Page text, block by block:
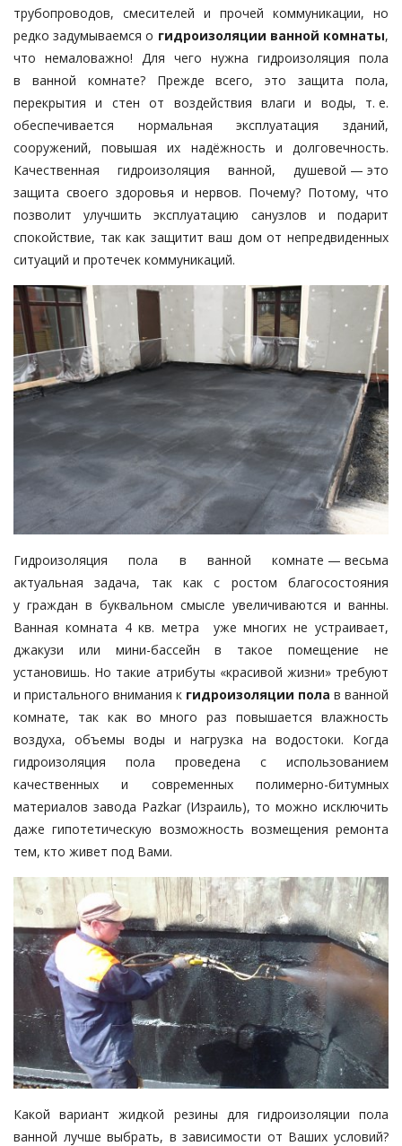
трубопроводов, смесителей и прочей коммуникации, но
редко задумываемся о гидроизоляции ванной комнаты,
что немаловажно! Для чего нужна гидроизоляция пола
в ванной комнате? Прежде всего, это защита пола,
перекрытия и стен от воздействия влаги и воды, т. е.
обеспечивается нормальная эксплуатация зданий,
сооружений, повышая их надёжность и долговечность.
Качественная гидроизоляция ванной, душевой — ​это
защита своего здоровья и нервов. Почему? Потому, что
позволит улучшить эксплуатацию санузлов и подарит
спокойствие, так как защитит ваш дом от непредвиденных
ситуаций и протечек коммуникаций.
Гидроизоляция пола в ванной комнате — ​весьма
актуальная задача, так как с ростом благосостояния
у граждан в буквальном смысле увеличиваются и ванны.
Ванная комната 4 кв. метра уже многих не устраивает,
джакузи или мини-бассейн в такое помещение не
установишь. Но такие атрибуты «красивой жизни» требуют
и пристального внимания к гидроизоляции пола в ванной
комнате, так как во много раз повышается влажность
воздуха, объемы воды и нагрузка на водостоки. Когда
гидроизоляция пола проведена с использованием
качественных и современных полимерно-битумных
материалов завода Pazkar (Израиль), то можно исключить
даже гипотетическую возможность возмещения ремонта
тем, кто живет под Вами.
Какой вариант жидкой резины для гидроизоляции пола
ванной лучше выбрать, в зависимости от Ваших условий?